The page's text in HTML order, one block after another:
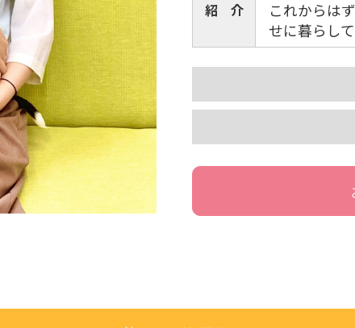
紹 介
これからは
せに暮らし